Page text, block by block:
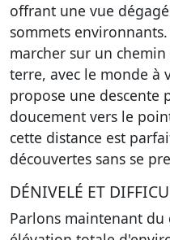
offrant une vue
sommets
marcher sur un
terre, avec le monde à
propose une descente
doucement vers le
cette distance est
découvertes sans se
DÉNIVELÉ ET
Parlons maintenant du